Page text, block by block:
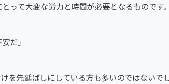
って大変な労力と時間が必要となるものです。
だ」
を先延ばしにしている方も多いのではないで